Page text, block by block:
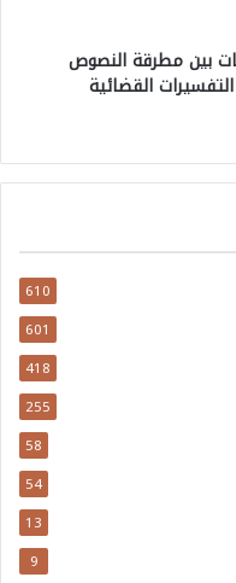
بين مطرقة النصوص
القضائية
610
601
418
255
58
54
13
9